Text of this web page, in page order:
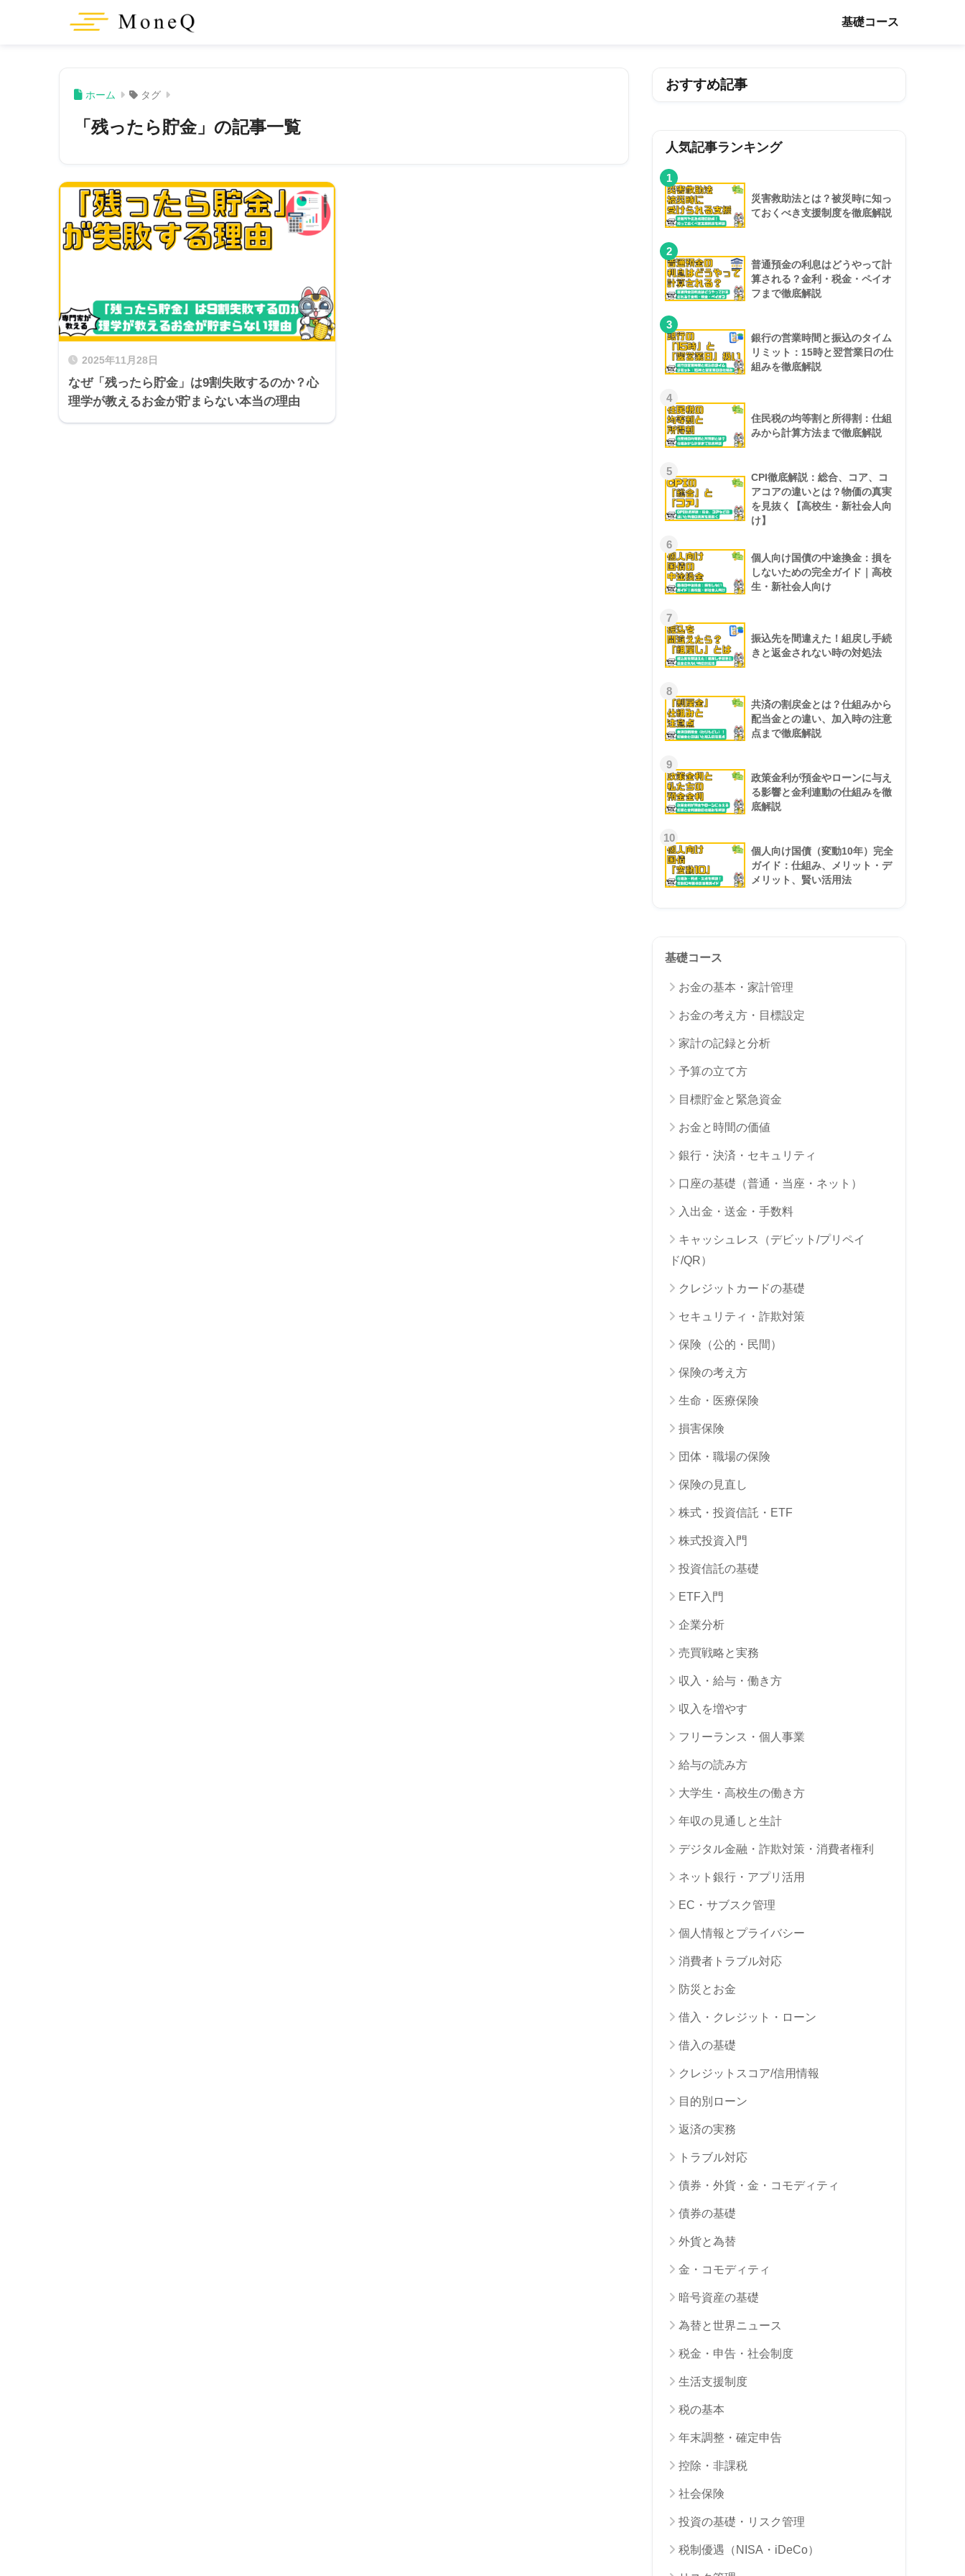
基礎コース
ホーム タグ
「残ったら貯金」の記事一覧
2025年11月28日
なぜ「残ったら貯金」は9割失敗するのか？心
理学が教えるお金が貯まらない本当の理由
おすすめ記事
人気記事ランキング
1
災害救助法とは？被災時に知っ
ておくべき支援制度を徹底解説
2
普通預金の利息はどうやって計
算される？金利・税金・ペイオ
フまで徹底解説
3
銀行の営業時間と振込のタイム
リミット：15時と翌営業日の仕
組みを徹底解説
4
住民税の均等割と所得割：仕組
みから計算方法まで徹底解説
5
CPI徹底解説：総合、コア、コ
アコアの違いとは？物価の真実
を見抜く【高校生・新社会人向
け】
6
個人向け国債の中途換金：損を
しないための完全ガイド｜高校
生・新社会人向け
7
振込先を間違えた！組戻し手続
きと返金されない時の対処法
8
共済の割戻金とは？仕組みから
配当金との違い、加入時の注意
点まで徹底解説
9
政策金利が預金やローンに与え
る影響と金利連動の仕組みを徹
底解説
10
個人向け国債（変動10年）完全
ガイド：仕組み、メリット・デ
メリット、賢い活用法
基礎コース
お金の基本・家計管理
お金の考え方・目標設定
家計の記録と分析
予算の立て方
目標貯金と緊急資金
お金と時間の価値
銀行・決済・セキュリティ
口座の基礎（普通・当座・ネット）
入出金・送金・手数料
キャッシュレス（デビット/プリペイ
ド/QR）
クレジットカードの基礎
セキュリティ・詐欺対策
保険（公的・民間）
保険の考え方
生命・医療保険
損害保険
団体・職場の保険
保険の見直し
株式・投資信託・ETF
株式投資入門
投資信託の基礎
ETF入門
企業分析
売買戦略と実務
収入・給与・働き方
収入を増やす
フリーランス・個人事業
給与の読み方
大学生・高校生の働き方
年収の見通しと生計
デジタル金融・詐欺対策・消費者権利
ネット銀行・アプリ活用
EC・サブスク管理
個人情報とプライバシー
消費者トラブル対応
防災とお金
借入・クレジット・ローン
借入の基礎
クレジットスコア/信用情報
目的別ローン
返済の実務
トラブル対応
債券・外貨・金・コモディティ
債券の基礎
外貨と為替
金・コモディティ
暗号資産の基礎
為替と世界ニュース
税金・申告・社会制度
生活支援制度
税の基本
年末調整・確定申告
控除・非課税
社会保険
投資の基礎・リスク管理
税制優遇（NISA・iDeCo）